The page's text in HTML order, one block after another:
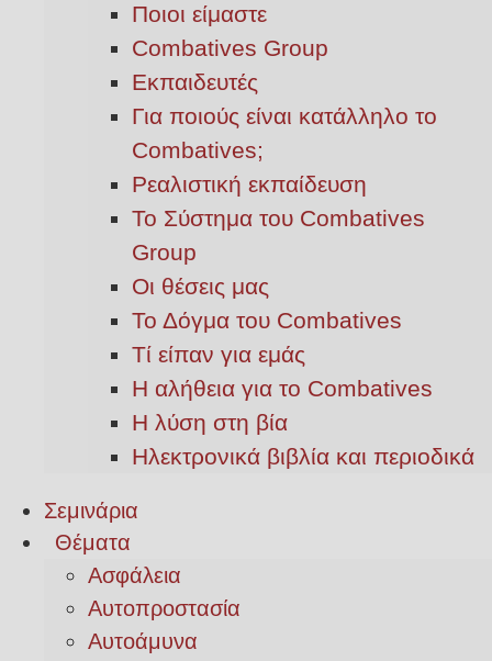
Ποιοι είμαστε
Combatives Group
Εκπαιδευτές
Για ποιούς είναι κατάλληλο το
Combatives;
Ρεαλιστική εκπαίδευση
Το Σύστημα του Combatives
Group
Οι θέσεις μας
Το Δόγμα του Combatives
Τί είπαν για εμάς
Η αλήθεια για το Combatives
Η λύση στη βία
Ηλεκτρονικά βιβλία και περιοδικά
Σεμινάρια
Θέματα
Ασφάλεια
Αυτοπροστασία
Αυτοάμυνα